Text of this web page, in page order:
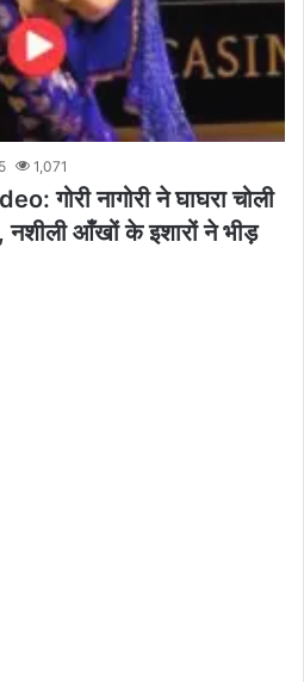
1,071
गोरी नागोरी ने घाघरा चोली
आँखों के इशारों ने भीड़